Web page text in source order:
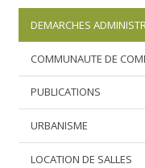
DEMARCHES
COMMUNAUTE DE
PUBLICATIONS
URBANISME
LOCATION DE SALLES